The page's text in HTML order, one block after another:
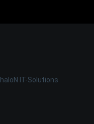
IT-Solutions